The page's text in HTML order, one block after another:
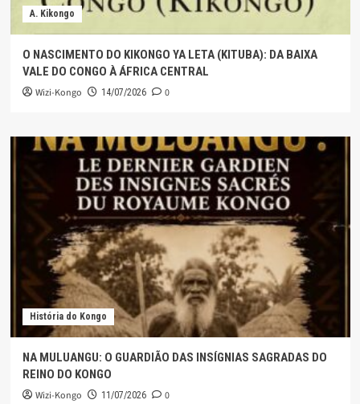
A. Kikongo
O NASCIMENTO DO KIKONGO YA LETA (KITUBA): DA BAIXA
VALE DO CONGO À ÁFRICA CENTRAL
Wizi-Kongo 14/07/2026 0
História do Kongo
NA MULUANGU: O GUARDIÃO DAS INSÍGNIAS SAGRADAS DO
REINO DO KONGO
Wizi-Kongo 11/07/2026 0